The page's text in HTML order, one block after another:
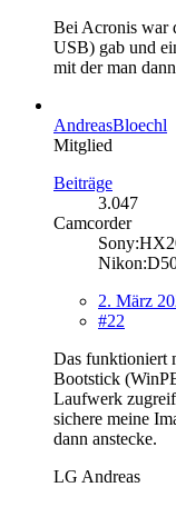
Bei Acronis war
USB) gab und
mit der man
AndreasBloechl
Mitglied
Beiträge
3.047
Camcorder
2. März
#22
Das funktioniert
Bootstick
Laufwerk
sichere meine
dann anstecke.
LG Andreas